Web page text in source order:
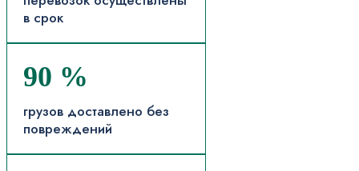
в срок
90 %
грузов доставлено без
повреждений